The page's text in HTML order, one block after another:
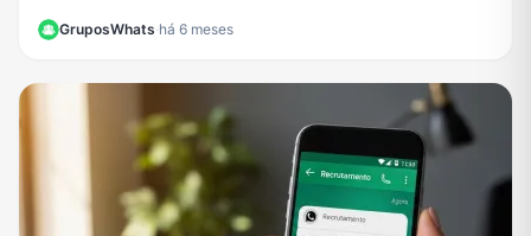
GruposWhats·há 6 meses